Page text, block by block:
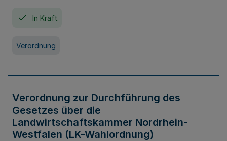
In Kraft
Verordnung
Verordnung zur Durchführung des
Gesetzes über die
Landwirtschaftskammer Nordrhein-
Westfalen (LK-Wahlordnung)